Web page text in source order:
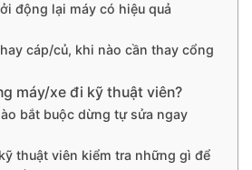
động lại máy có hiệu quả
cáp/củ, khi nào cần thay cổng
máy/xe đi kỹ thuật viên?
bắt buộc dừng tự sửa ngay
thuật viên kiểm tra những gì để